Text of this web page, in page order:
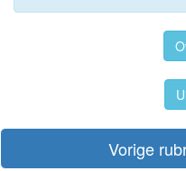
Vorige